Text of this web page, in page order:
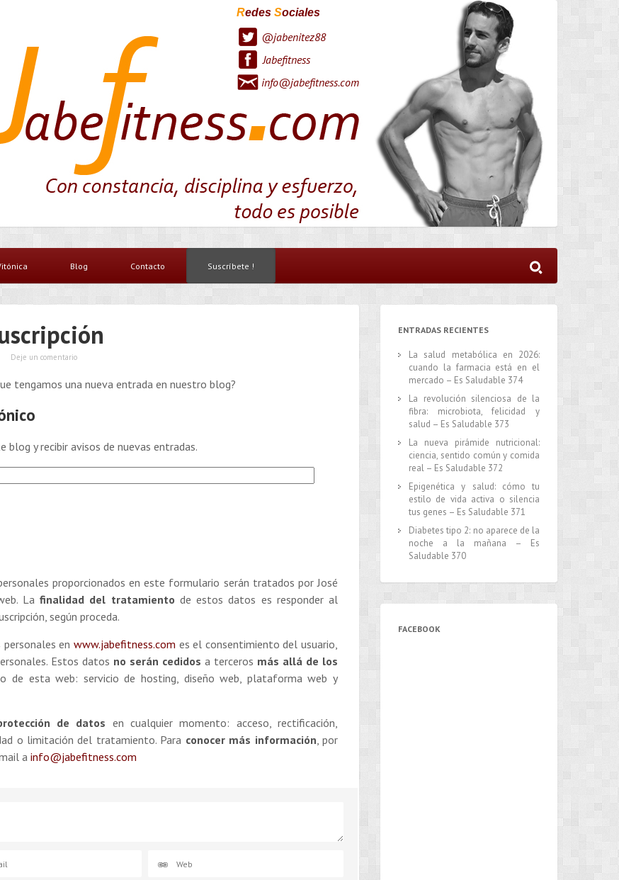
Redes Sociales
@jabenitez88
Jabefitness
info@jabefitness.com
Blog Contacto Suscríbete !
Deje un comentario
tengamos una nueva entrada en nuestro blog?
y recibir avisos de nuevas entradas.
proporcionados en este formulario serán tratados por José
La finalidad del tratamiento de estos datos es responder al
según proceda.
en www.jabefitness.com es el consentimiento del usuario,
Estos datos no serán cedidos a terceros más allá de los
de esta web: servicio de hosting, diseño web, plataforma web y
de datos en cualquier momento: acceso, rectificación,
o limitación del tratamiento. Para conocer más información, por
a info@jabefitness.com
ENTRADAS RECIENTES
La salud metabólica en 2026:
cuando la farmacia está en el
mercado – Es Saludable 374
La revolución silenciosa de la
fibra: microbiota, felicidad y
salud – Es Saludable 373
La nueva pirámide nutricional:
ciencia, sentido común y comida
real – Es Saludable 372
Epigenética y salud: cómo tu
estilo de vida activa o silencia
tus genes – Es Saludable 371
Diabetes tipo 2: no aparece de la
noche a la mañana – Es
Saludable 370
FACEBOOK